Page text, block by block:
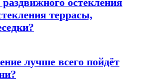
остекления
террасы,